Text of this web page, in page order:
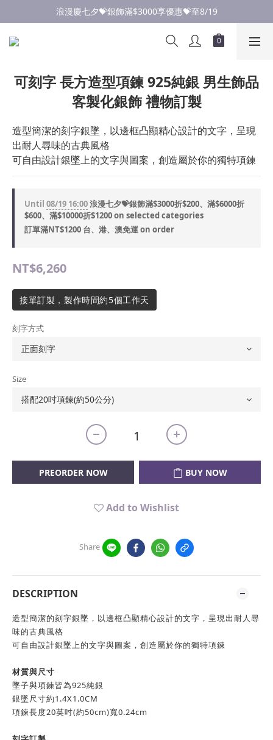
點此加入LINE✅好友領取首購優惠券
浪漫慶七夕💝銀飾滿$3000享優惠💝至8/19
點此加入LINE✅好友領取首購優惠券
可刻字 長方造型項鍊 925純銀 男生飾品
客製化銀飾 禮物訂製
造型簡潔的刻字銀墜，以邊框凸顯精心設計的文字，呈現
出耐人尋味的古典風格
可自由設計銀墜上的文字與圖案，創造屬於你的獨特項鍊
Until 08/19 16:00浪漫七夕💝銀飾滿$3000折$200、滿$6000折
$600、滿$10000折$1200 on selected categories
訂單滿NT$1200 台、港、澳免運 on order
NT$6,260
接單訂製，製作時間約5個工作天
刻字方式
Size
PREORDER NOW BUY NOW
Add to Wishlist
Share
DESCRIPTION
造型簡潔的刻字銀墜，以邊框凸顯精心設計的文字，呈現出耐人尋
味的古典風格
可自由設計銀墜上的文字與圖案，創造屬於你的獨特項鍊
材質與尺寸
墜子與項鍊皆為925純銀
銀墜尺寸約1.4X1.0CM
項鍊長度20英吋(約50cm)寬0.24cm